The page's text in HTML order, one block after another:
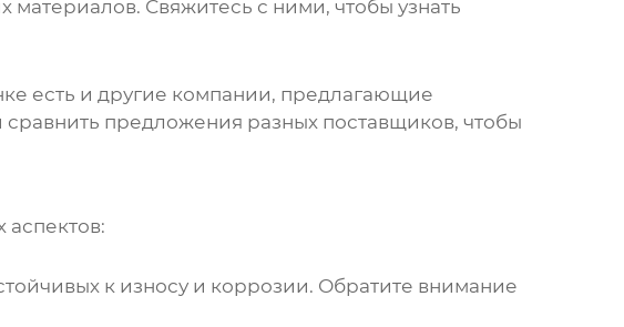
материалов. Свяжитесь с ними, чтобы узнать
есть и другие компании, предлагающие
предложения разных поставщиков, чтобы
аспектов:
к износу и коррозии. Обратите внимание